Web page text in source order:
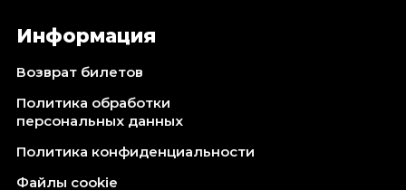
Информация
Возврат билетов
Политика обработки
персональных данных
Политика конфиденциальности
Файлы cookie